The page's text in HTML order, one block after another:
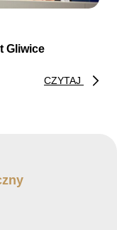
Gliwice
CZYTAJ